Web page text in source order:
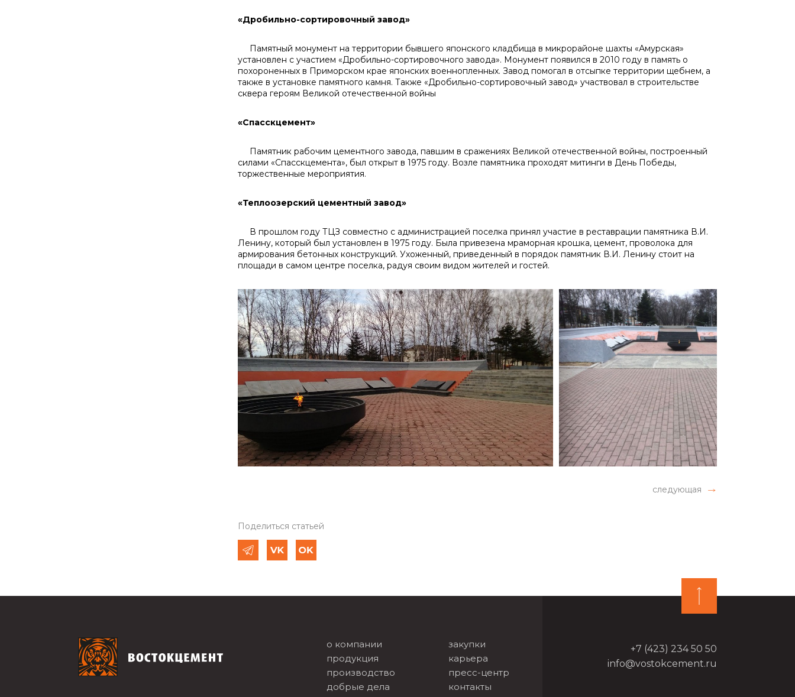
«Дробильно-сортировочный завод»
Памятный монумент на территории бывшего японского кладбища в микрорайоне шахты «Амурская»
установлен с участием «Дробильно-сортировочного завода». Монумент появился в 2010 году в память о
похороненных в Приморском крае японских военнопленных. Завод помогал в отсыпке территории щебнем, а
также в установке памятного камня. Также «Дробильно-сортировочный завод» участвовал в строительстве
сквера героям Великой отечественной войны
«Спасскцемент»
Памятник рабочим цементного завода, павшим в сражениях Великой отечественной войны, построенный
силами «Спасскцемента», был открыт в 1975 году. Возле памятника проходят митинги в День Победы,
торжественные мероприятия.
«Теплоозерский цементный завод»
В прошлом году ТЦЗ совместно с администрацией поселка принял участие в реставрации памятника В.И.
Ленину, который был установлен в 1975 году. Была привезена мраморная крошка, цемент, проволока для
армирования бетонных конструкций. Ухоженный, приведенный в порядок памятник В.И. Ленину стоит на
площади в самом центре поселка, радуя своим видом жителей и гостей.
следующая
Поделиться статьей
о компании
продукция
производство
добрые дела
закупки
карьера
пресс-центр
контакты
+7 (423) 234 50 50
info@vostokcement.ru